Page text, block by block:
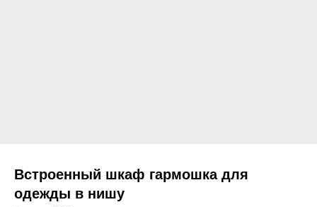
Встроенный шкаф гармошка для
одежды в нишу